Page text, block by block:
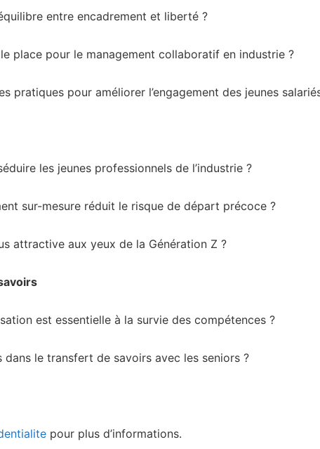
entre encadrement et liberté ?
place pour le management collaboratif en industrie ?
pratiques pour améliorer l’engagement des jeunes
les jeunes professionnels de l’industrie ?
sur-mesure réduit le risque de départ précoce ?
attractive aux yeux de la Génération Z ?
est essentielle à la survie des compétences ?
dans le transfert de savoirs avec les seniors ?
pour plus d’informations.